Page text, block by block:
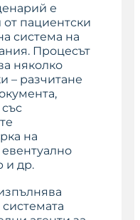
е
пациентски
система на
Процесът
няколко
– разчитане
на
евентуално
и др.